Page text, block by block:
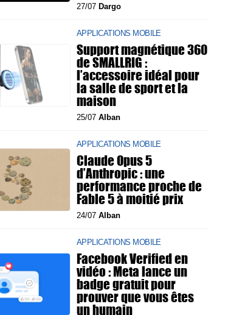
27/07 Dargo
APPLICATIONS MOBILE
Support magnétique 360
de SMALLRIG :
l’accessoire idéal pour
la salle de sport et la
maison
25/07 Alban
APPLICATIONS MOBILE
Claude Opus 5
d’Anthropic : une
performance proche de
Fable 5 à moitié prix
24/07 Alban
APPLICATIONS MOBILE
Facebook Verified en
vidéo : Meta lance un
badge gratuit pour
prouver que vous êtes
un humain